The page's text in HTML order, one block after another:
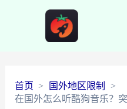
首页
国外地区限制
在国外怎么听酷狗音乐？